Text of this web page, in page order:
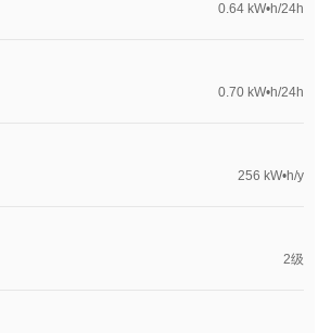
0.64 kW•h/24h
0.70 kW•h/24h
256 kW•h/y
2级